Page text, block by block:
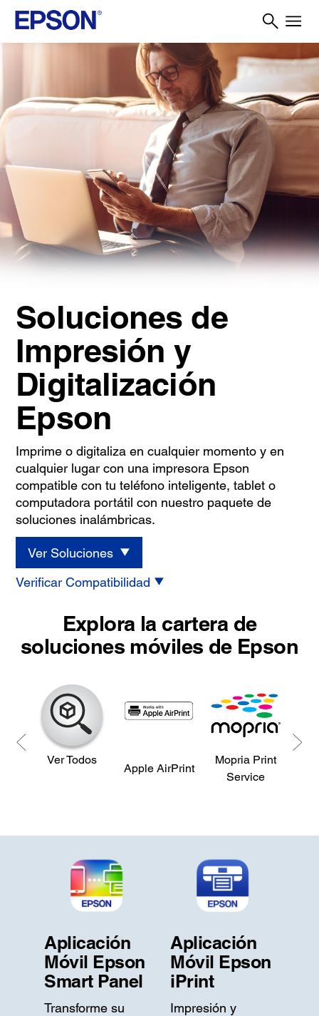
Soluciones de
Impresión y
Digitalización
Epson
Imprime o digitaliza en cualquier momento y en
cualquier lugar con una impresora Epson
compatible con tu teléfono inteligente, tablet o
computadora portátil con nuestro paquete de
soluciones inalámbricas.
Ver Soluciones
Verificar Compatibilidad
Explora la cartera de
soluciones móviles de Epson
Ver Todos
Apple AirPrint
Mopria Print
Service
Aplicación
Móvil Epson
Smart Panel
Transforme su
Aplicación
Móvil Epson
iPrint
Impresión y